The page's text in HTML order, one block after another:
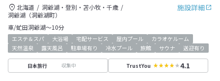
施設詳細
北海道
洞爺湖・登別・苫小牧・千歳
洞爺湖（洞爺湖町）
車/虻田洞爺湖～10分
エステ＆スパ 大浴場 宅配サービス 屋内プール
カラオケルーム
天然温泉
露天風呂 駐車場有り 冷水プール 旅館 サウナ 送迎有り
日本旅行 収集中 TrustYou 4.1